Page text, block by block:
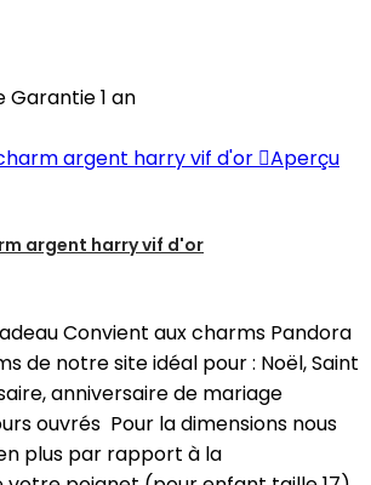
Garantie 1 an
Aperçu
argent harry vif d'or
Convient aux charms Pandora
de notre site idéal pour : Noël, Saint
anniversaire de mariage
ouvrés Pour la dimensions nous
plus par rapport à la